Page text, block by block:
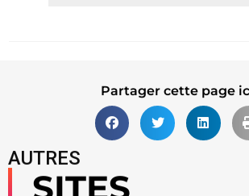
Partager cette page
AUTRES